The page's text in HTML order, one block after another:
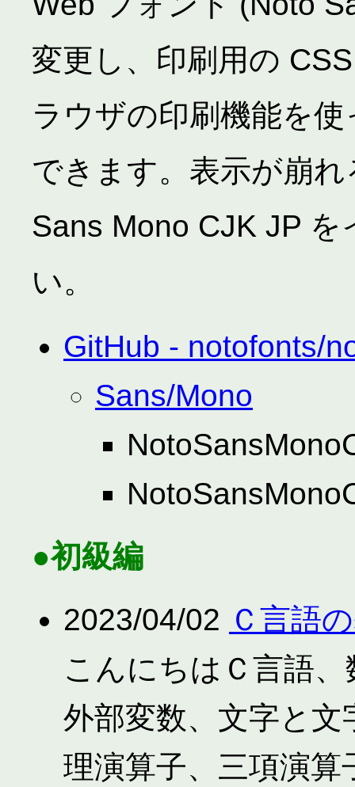
変更し、印刷用の
ラウザの印刷機能を
できます。表示が崩
Sans Mono CJK JP
い。
GitHub - notofonts/
Sans/Mono
●初級編
2023/04/02 Ｃ言語
こんにちはＣ言語
外部変数、文字と
理演算子、三項演